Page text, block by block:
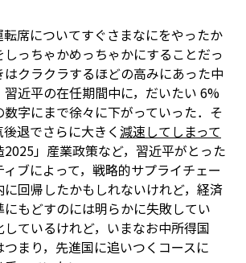
席についてすぐさまなにをやったか
しっちゃかめっちゃかにすることだっ
はクラクラするほどの高みにあった中
近平の在任期間中に，だいたい 6%
数字にまで徐々に下がっていった．そ
退でさらに大きく減速してしまって
2025」産業政策など，習近平がとった
ブによって，戦略的サプライチェー
に回帰したかもしれないけれど，経済
もどすのには明らかに失敗してい
ているけれど，いまなお中所得国
まり，先進国に追いつくコースに